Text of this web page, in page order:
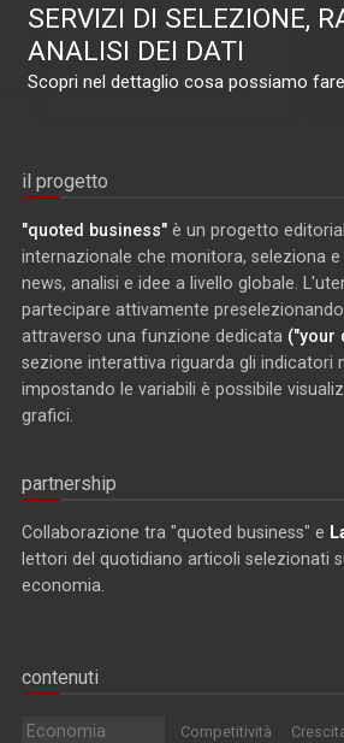
SERVIZI DI SELEZIONE,
ANALISI DEI DATI
Scopri nel dettaglio cosa possiamo
il progetto
"quoted business" è un progetto
internazionale che monitora, seleziona
news, analisi e idee a livello globale.
partecipare attivamente
attraverso una funzione dedicata ("your
sezione interattiva riguarda gli indicatori
impostando le variabili è possibile
grafici.
partnership
Collaborazione tra "quoted business" e
lettori del quotidiano articoli selezionati
economia.
contenuti
Economia Competitività